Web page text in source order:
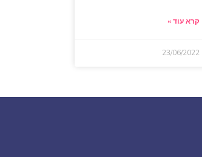
קרא עוד »
23/06/2022